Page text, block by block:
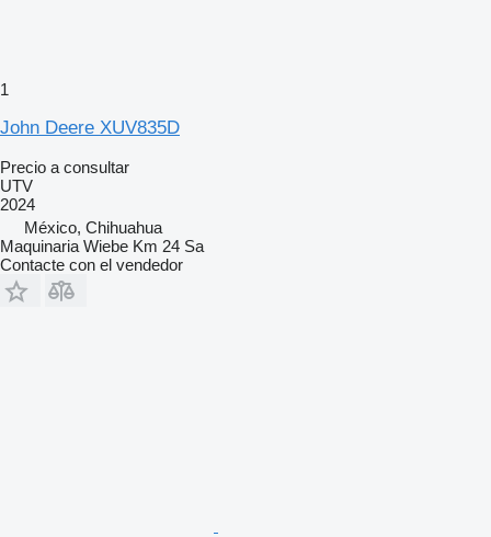
1
John Deere XUV835D
Precio a consultar
UTV
2024
México, Chihuahua
Maquinaria Wiebe Km 24 Sa
Contacte con el vendedor